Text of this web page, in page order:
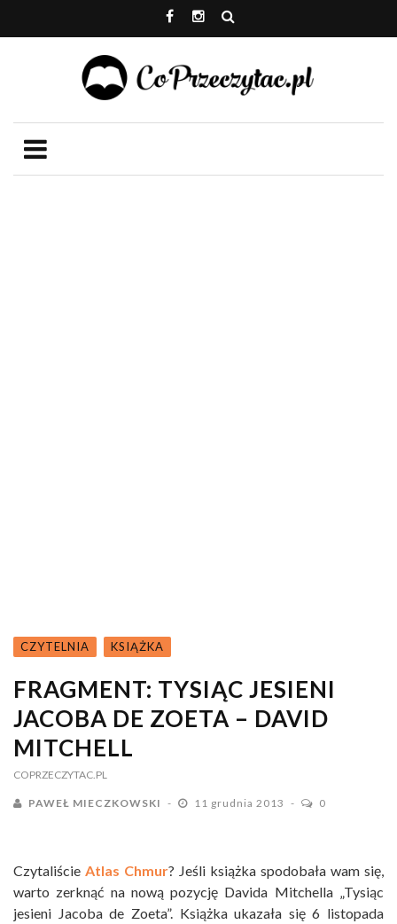
CZYTELNIA KSIĄŻKA
FRAGMENT: TYSIĄC JESIENI
JACOBA DE ZOETA – DAVID
MITCHELL
COPRZECZYTAC.PL
PAWEŁ MIECZKOWSKI 11 grudnia 2013 0
Czytaliście Atlas Chmur? Jeśli książka spodobała wam się,
warto zerknąć na nową pozycję Davida Mitchella „Tysiąc
jesieni Jacoba de Zoeta”. Książka ukazała się 6 listopada